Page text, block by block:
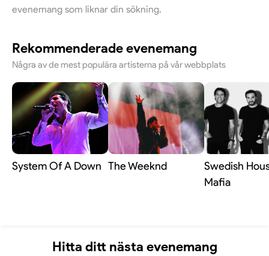
evenemang som liknar din sökning.
Rekommenderade evenemang
Några av de mest populära artisterna på vår webbplats
System Of A Down The Weeknd
Swedish
Mafia
Hitta ditt nästa evenemang